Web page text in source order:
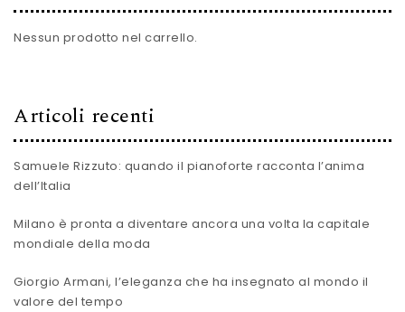
Nessun prodotto nel carrello.
Articoli recenti
Samuele Rizzuto: quando il pianoforte racconta l’anima
dell’Italia
Milano è pronta a diventare ancora una volta la capitale
mondiale della moda
Giorgio Armani, l’eleganza che ha insegnato al mondo il
valore del tempo